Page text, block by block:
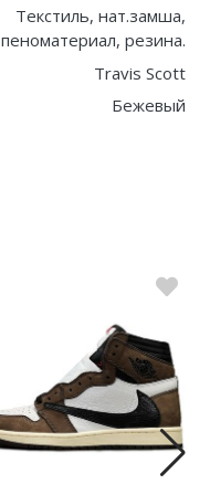
Текстиль, нат.замша,
пеноматериал, резина.
Travis Scott
Бежевый